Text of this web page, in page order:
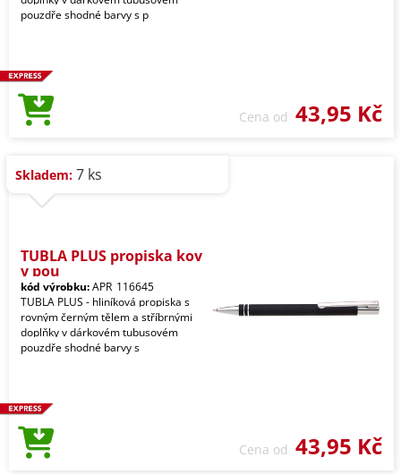
pouzdře shodné barvy s p
Cena od 43,95 Kč
Skladem: 7 ks
TUBLA PLUS propiska kov
v pou
kód výrobku:APR_116645
TUBLA PLUS - hliníková propiska s
rovným černým tělem a stříbrnými
doplňky v dárkovém tubusovém
pouzdře shodné barvy s
Cena od 43,95 Kč